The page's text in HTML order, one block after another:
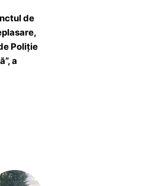
de
Poliție
a